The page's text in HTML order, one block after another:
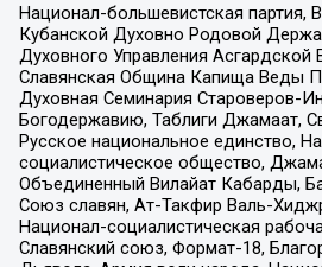
Национал-большевистская партия,
Кубанской Духовно Родовой
Духовного Управления Асгардской
Славянская Община Капища Веды
Духовная Семинария Староверов-
Богодержавию, Таблиги Джамаат,
Русское национальное единство,
социалистическое общество,
Объединенный Вилайат Кабарды,
Союз славян, Ат-Такфир Валь-
Национал-социалистическая
Славянский союз, Формат-18,